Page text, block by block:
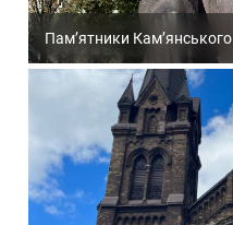
Пам’ятники Кам’янського